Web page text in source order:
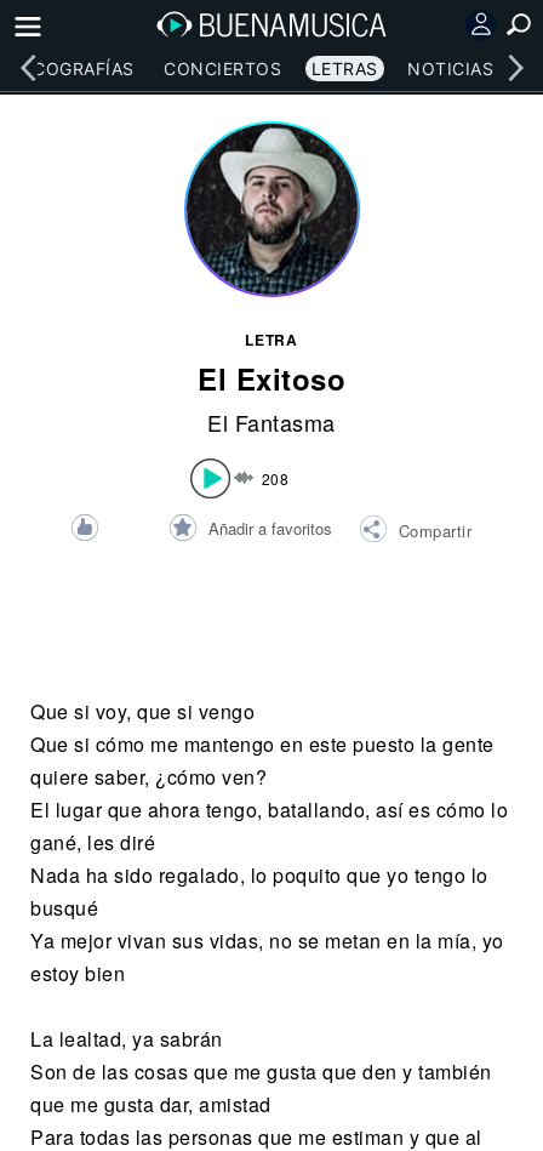
DISCOGRAFÍAS CONCIERTOS LETRAS NOTICIAS
LETRA
El Exitoso
El Fantasma
208
Añadir a favoritos Compartir
Que si voy, que si vengo
Que si cómo me mantengo en este puesto la gente
quiere saber, ¿cómo ven?
El lugar que ahora tengo, batallando, así es cómo lo
gané, les diré
Nada ha sido regalado, lo poquito que yo tengo lo
busqué
Ya mejor vivan sus vidas, no se metan en la mía, yo
estoy bien
La lealtad, ya sabrán
Son de las cosas que me gusta que den y también
que me gusta dar, amistad
Para todas las personas que me estiman y que al